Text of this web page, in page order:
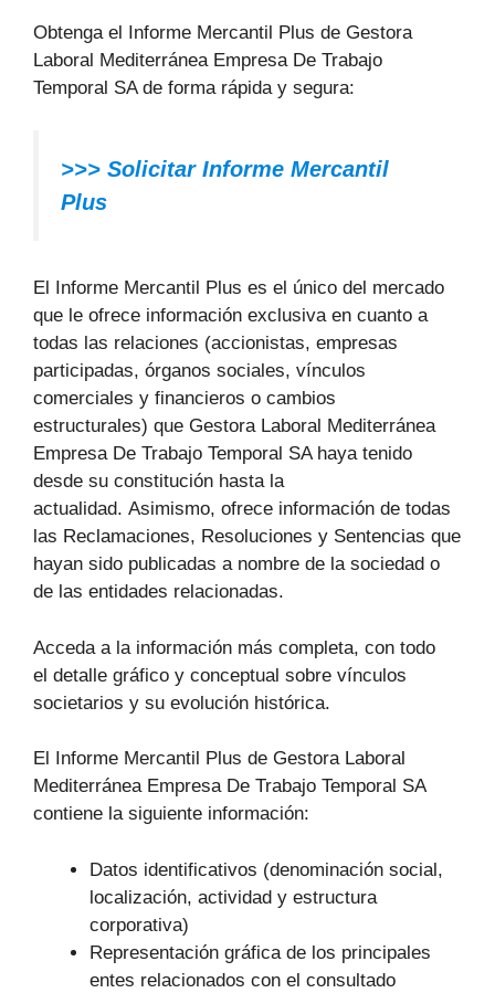
Obtenga el Informe Mercantil Plus de Gestora
Laboral Mediterránea Empresa De Trabajo
Temporal SA de forma rápida y segura:
>>> Solicitar Informe Mercantil
Plus
El Informe Mercantil Plus es el único del mercado
que le ofrece información exclusiva en cuanto a
todas las relaciones (accionistas, empresas
participadas, órganos sociales, vínculos
comerciales y financieros o cambios
estructurales) que Gestora Laboral Mediterránea
Empresa De Trabajo Temporal SA haya tenido
desde su constitución hasta la
actualidad. Asimismo, ofrece información de todas
las Reclamaciones, Resoluciones y Sentencias que
hayan sido publicadas a nombre de la sociedad o
de las entidades relacionadas.
Acceda a la información más completa, con todo
el detalle gráfico y conceptual sobre vínculos
societarios y su evolución histórica.
El Informe Mercantil Plus de Gestora Laboral
Mediterránea Empresa De Trabajo Temporal SA
contiene la siguiente información:
Datos identificativos (denominación social,
localización, actividad y estructura
corporativa)
Representación gráfica de los principales
entes relacionados con el consultado